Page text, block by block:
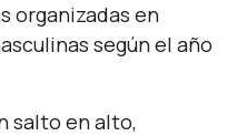
organizadas en
según el año
salto en alto,